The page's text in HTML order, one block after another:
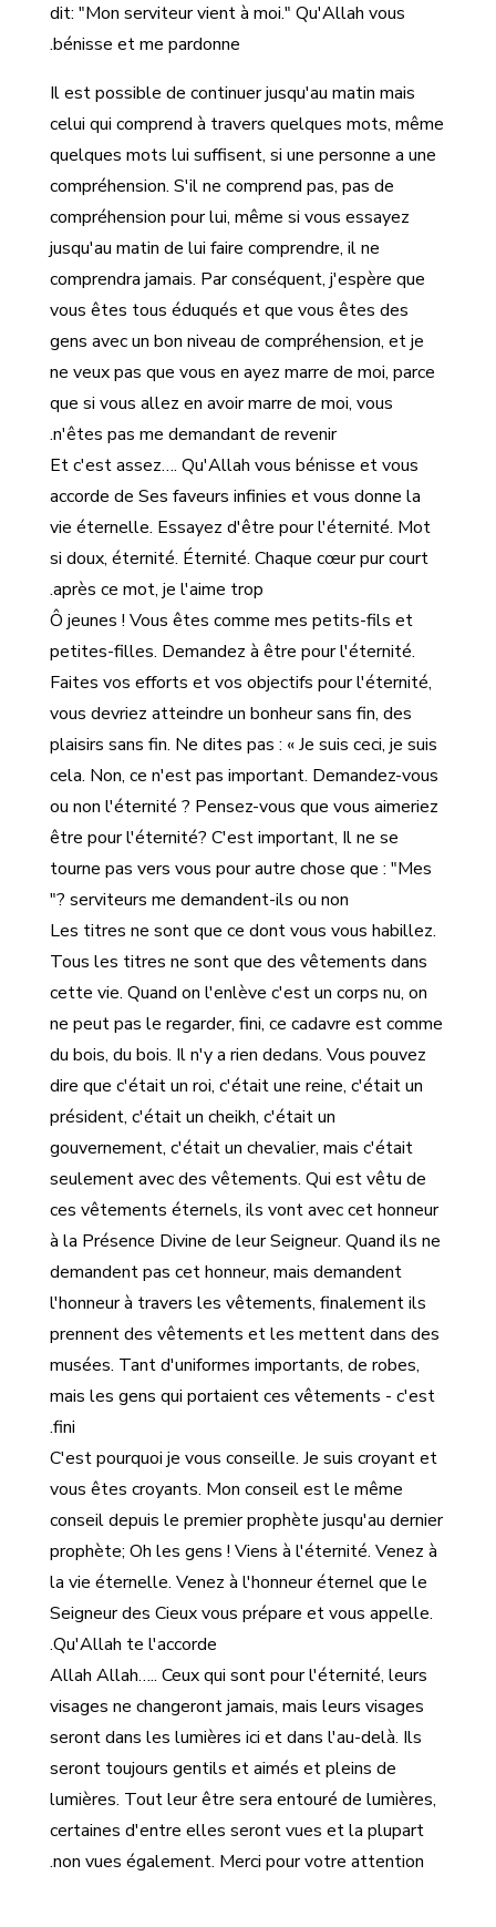
dit: "Mon serviteur vient à moi." Qu'Allah vous
bénisse et me pardonne.
Il est possible de continuer jusqu'au matin mais
celui qui comprend à travers quelques mots, même
quelques mots lui suffisent, si une personne a une
compréhension. S'il ne comprend pas, pas de
compréhension pour lui, même si vous essayez
jusqu'au matin de lui faire comprendre, il ne
comprendra jamais. Par conséquent, j'espère que
vous êtes tous éduqués et que vous êtes des
gens avec un bon niveau de compréhension, et je
ne veux pas que vous en ayez marre de moi, parce
que si vous allez en avoir marre de moi, vous
n'êtes pas me demandant de revenir.
Et c'est assez…. Qu'Allah vous bénisse et vous
accorde de Ses faveurs infinies et vous donne la
vie éternelle. Essayez d'être pour l'éternité. Mot
si doux, éternité. Éternité. Chaque cœur pur court
après ce mot, je l'aime trop.
Ô jeunes ! Vous êtes comme mes petits-fils et
petites-filles. Demandez à être pour l'éternité.
Faites vos efforts et vos objectifs pour l'éternité,
vous devriez atteindre un bonheur sans fin, des
plaisirs sans fin. Ne dites pas : « Je suis ceci, je suis
cela. Non, ce n'est pas important. Demandez-vous
ou non l'éternité ? Pensez-vous que vous aimeriez
être pour l'éternité? C'est important, Il ne se
tourne pas vers vous pour autre chose que : "Mes
serviteurs me demandent-ils ou non ?"
Les titres ne sont que ce dont vous vous habillez.
Tous les titres ne sont que des vêtements dans
cette vie. Quand on l'enlève c'est un corps nu, on
ne peut pas le regarder, fini, ce cadavre est comme
du bois, du bois. Il n'y a rien dedans. Vous pouvez
dire que c'était un roi, c'était une reine, c'était un
président, c'était un cheikh, c'était un
gouvernement, c'était un chevalier, mais c'était
seulement avec des vêtements. Qui est vêtu de
ces vêtements éternels, ils vont avec cet honneur
à la Présence Divine de leur Seigneur. Quand ils ne
demandent pas cet honneur, mais demandent
l'honneur à travers les vêtements, finalement ils
prennent des vêtements et les mettent dans des
musées. Tant d'uniformes importants, de robes,
mais les gens qui portaient ces vêtements - c'est
fini.
C'est pourquoi je vous conseille. Je suis croyant et
vous êtes croyants. Mon conseil est le même
conseil depuis le premier prophète jusqu'au dernier
prophète; Oh les gens ! Viens à l'éternité. Venez à
la vie éternelle. Venez à l'honneur éternel que le
Seigneur des Cieux vous prépare et vous appelle.
Qu'Allah te l'accorde.
Allah Allah….. Ceux qui sont pour l'éternité, leurs
visages ne changeront jamais, mais leurs visages
seront dans les lumières ici et dans l'au-delà. Ils
seront toujours gentils et aimés et pleins de
lumières. Tout leur être sera entouré de lumières,
certaines d'entre elles seront vues et la plupart
non vues également. Merci pour votre attention.